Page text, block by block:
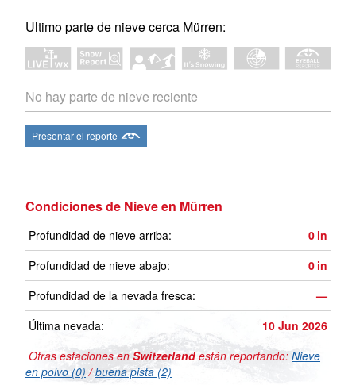
Ultimo parte de nieve cerca Mürren:
No hay parte de nieve reciente
Presentar el reporte
Condiciones de Nieve en Mürren
Profundidad de nieve arriba: 0 in
Profundidad de nieve abajo:
0 in
Profundidad de la nevada fresca:
—
Última nevada:
10 Jun 2026
Otras estaciones enSwitzerlandestán reportando: Nieve
en polvo (0) /buena pista (2)